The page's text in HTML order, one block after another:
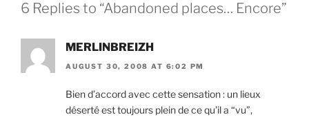
6 Replies to “Abandoned places… Encore”
MERLINBREIZH
AUGUST 30, 2008 AT 6:02 PM
Bien d’accord avec cette sensation : un lieux
déserté est toujours plein de ce qu’il a “vu”,